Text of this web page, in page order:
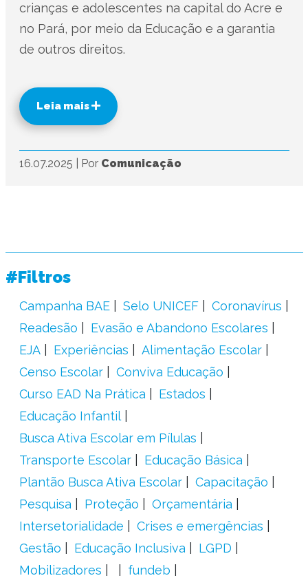
crianças e adolescentes na capital do Acre e
no Pará, por meio da Educação e a garantia
de outros direitos.
Leia mais
16.07.2025 Por Comunicação
#Filtros
Campanha BAE Selo UNICEF
Coronavírus
Readesão
Evasão e Abandono Escolares
EJA
Experiências
Alimentação Escolar
Censo Escolar
Conviva Educação
Curso EAD Na Prática
Estados
Educação Infantil
Busca Ativa Escolar em Pílulas
Transporte Escolar
Educação Básica
Plantão Busca Ativa Escolar
Capacitação
Pesquisa
Proteção
Orçamentária
Intersetorialidade
Crises e emergências
Gestão
Educação Inclusiva
LGPD
Mobilizadores
fundeb